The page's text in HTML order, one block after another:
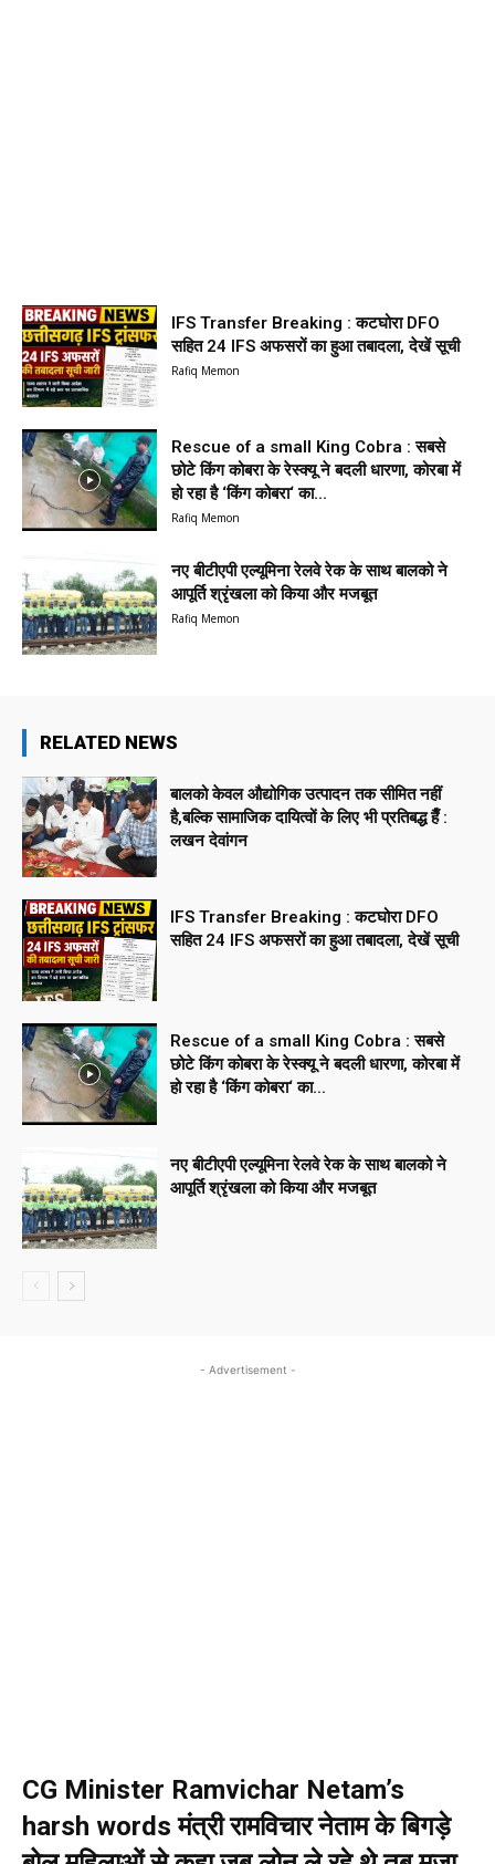
IFS Transfer Breaking : कटघोरा DFO
सहित 24 IFS अफसरों का हुआ तबादला, देखें सूची
Rafiq Memon
Rescue of a small King Cobra : सबसे
छोटे किंग कोबरा के रेस्क्यू ने बदली धारणा, कोरबा में
हो रहा है ‘किंग कोबरा‘ का...
Rafiq Memon
नए बीटीएपी एल्यूमिना रेलवे रेक के साथ बालको ने
आपूर्ति श्रृंखला को किया और मजबूत
Rafiq Memon
RELATED NEWS
बालको केवल औद्योगिक उत्पादन तक सीमित नहीं
है,बल्कि सामाजिक दायित्वों के लिए भी प्रतिबद्ध हैँ :
लखन देवांगन
IFS Transfer Breaking : कटघोरा DFO
सहित 24 IFS अफसरों का हुआ तबादला, देखें सूची
Rescue of a small King Cobra : सबसे
छोटे किंग कोबरा के रेस्क्यू ने बदली धारणा, कोरबा में
हो रहा है ‘किंग कोबरा‘ का...
नए बीटीएपी एल्यूमिना रेलवे रेक के साथ बालको ने
आपूर्ति श्रृंखला को किया और मजबूत
- Advertisement -